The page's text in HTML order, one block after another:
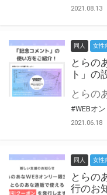
2021.08.13
同人 女性
とらの
ト」の
#WEBオ
2021.06.18
同人 女性
とらの
行のお